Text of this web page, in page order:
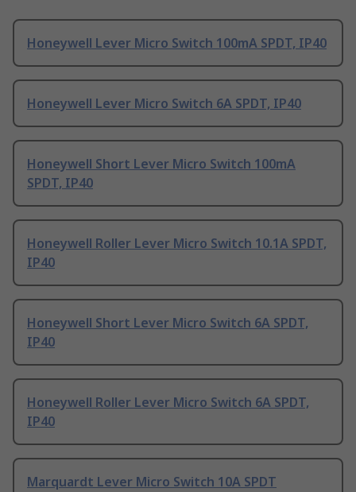
Honeywell Lever Micro Switch 100mA SPDT, IP40
Honeywell Lever Micro Switch 6A SPDT, IP40
Honeywell Short Lever Micro Switch 100mA
SPDT, IP40
Honeywell Roller Lever Micro Switch 10.1A SPDT,
IP40
Honeywell Short Lever Micro Switch 6A SPDT,
IP40
Honeywell Roller Lever Micro Switch 6A SPDT,
IP40
Marquardt Lever Micro Switch 10A SPDT